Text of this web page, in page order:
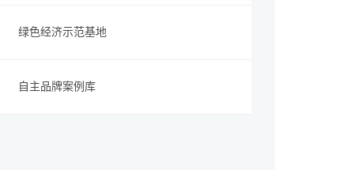
绿色经济示范基地
自主品牌案例库